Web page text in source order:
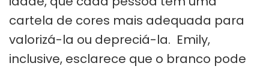
cartela de cores mais adequada para
valorizá-la ou depreciá-la. Emily,
inclusive, esclarece que o branco pode